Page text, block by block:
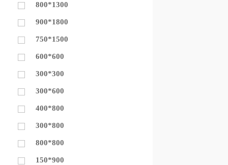
800*1300
900*1800
750*1500
600*600
300*300
300*600
400*800
300*800
800*800
150*900